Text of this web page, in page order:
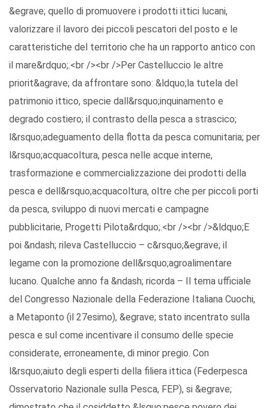
&egrave; quello di promuovere i prodotti ittici lucani,
valorizzare il lavoro dei piccoli pescatori del posto e le
caratteristiche del territorio che ha un rapporto antico con
il mare&rdquo;.<br /><br />Per Castelluccio le altre
priorit&agrave; da affrontare sono: &ldquo;la tutela del
patrimonio ittico, specie dall&rsquo;inquinamento e
degrado costiero; il contrasto della pesca a strascico;
l&rsquo;adeguamento della flotta da pesca comunitaria; per
l&rsquo;acquacoltura, pesca nelle acque interne,
trasformazione e commercializzazione dei prodotti della
pesca e dell&rsquo;acquacoltura, oltre che per piccoli porti
da pesca, sviluppo di nuovi mercati e campagne
pubblicitarie, Progetti Pilota&rdquo;.<br /><br />&ldquo;E
poi &ndash; rileva Castelluccio – c&rsquo;&egrave; il
legame con la promozione dell&rsquo;agroalimentare
lucano. Qualche anno fa &ndash; ricorda – Il tema ufficiale
del Congresso Nazionale della Federazione Italiana Cuochi,
a Metaponto (il 27esimo), &egrave; stato incentrato sulla
pesca e sul come incentivare il consumo delle specie
considerate, erroneamente, di minor pregio. Con
l&rsquo;aiuto degli esperti della filiera ittica (Federpesca
Osservatorio Nazionale sulla Pesca, FEP), si &egrave;